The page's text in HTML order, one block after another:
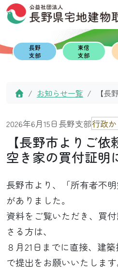
Skip to content
Skip to footer
長野
支部
東信
支部
Homeお知らせ一覧 【
2026年6月15日 長野支部行政か
【長野市よりご
空き家の買付証明
長野市より、「所有者不
がありました。
資料をご覧いただき、買
さる方は、
８月21日までに直接、建
で提出をお願いいたします